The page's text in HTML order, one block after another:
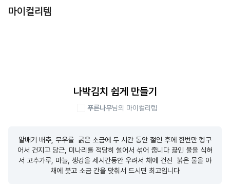
마이컬리템
나박김치 쉽게 만들기
푸른나무님의 마이컬리템
알배기 배추, 무우를  굵은 소금에 두 시간 동안 절인 후에 한번만 헹구
어서 건지고 당근, 미나리를 적당히 썰어서 섞어 줍니다 끓인 물을 식혀
서 고추가루, 마늘, 생강을 세시간동안 우려서 채에 건진  붉은 물을 야
채에 붓고 소금 간을 맞춰서 드시면 최고입니다